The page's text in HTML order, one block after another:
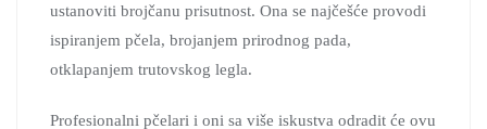
ustanoviti brojčanu prisutnost. Ona se najčešće provodi
ispiranjem pčela, brojanjem prirodnog pada,
otklapanjem trutovskog legla.
Profesionalni pčelari i oni sa više iskustva odradit će ovu